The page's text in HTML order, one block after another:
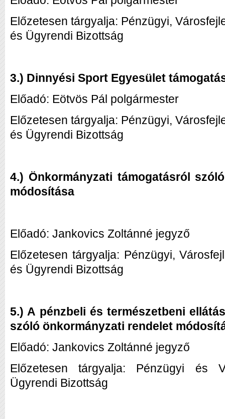
Előzetesen tárgyalja: Pénzügyi,
és Ügyrendi Bizottság
3.) Dinnyési Sport Egyesület
Előadó: Eötvös Pál polgármester
Előzetesen tárgyalja: Pénzügyi,
és Ügyrendi Bizottság
4.) Önkormányzati támogatásról
módosítása
Előadó: Jankovics Zoltánné jegyző
Előzetesen tárgyalja: Pénzügyi,
és Ügyrendi Bizottság
5.) A pénzbeli és természetbeni
szóló önkormányzati rendelet
Előadó: Jankovics Zoltánné jegyző
Előzetesen tárgyalja: Pénzügyi és
Ügyrendi Bizottság